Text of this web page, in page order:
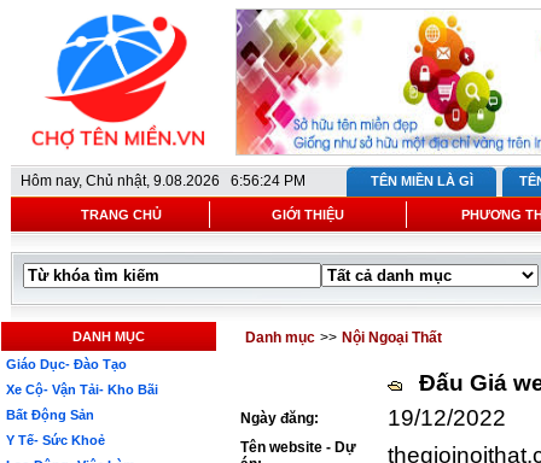
Hôm nay, Chủ nhật, 9.08.2026 6:56:24 PM TÊN MIỀN LÀ GÌ
TRANG CHỦ GIỚI THIỆU PHƯƠNG
DANH MỤC
Giáo Dục- Đào Tạo
Xe Cộ- Vận Tải- Kho Bãi
Bất Động Sản
Y Tế- Sức Khoẻ
Danh mục >> Nội Ngoại Thất
Đấu Giá
Ngày đăng: 19/12/2022
Tên website - Dự